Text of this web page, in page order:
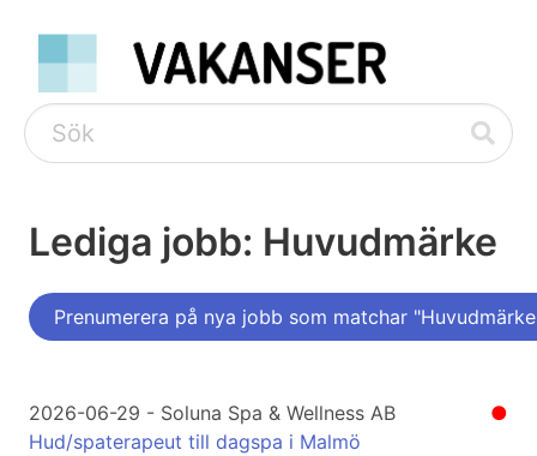
Lediga jobb: Huvudmärke
Prenumerera på nya jobb som matchar
●
2026-06-29 - Soluna Spa & Wellness AB
Hud/spaterapeut till dagspa i Malmö